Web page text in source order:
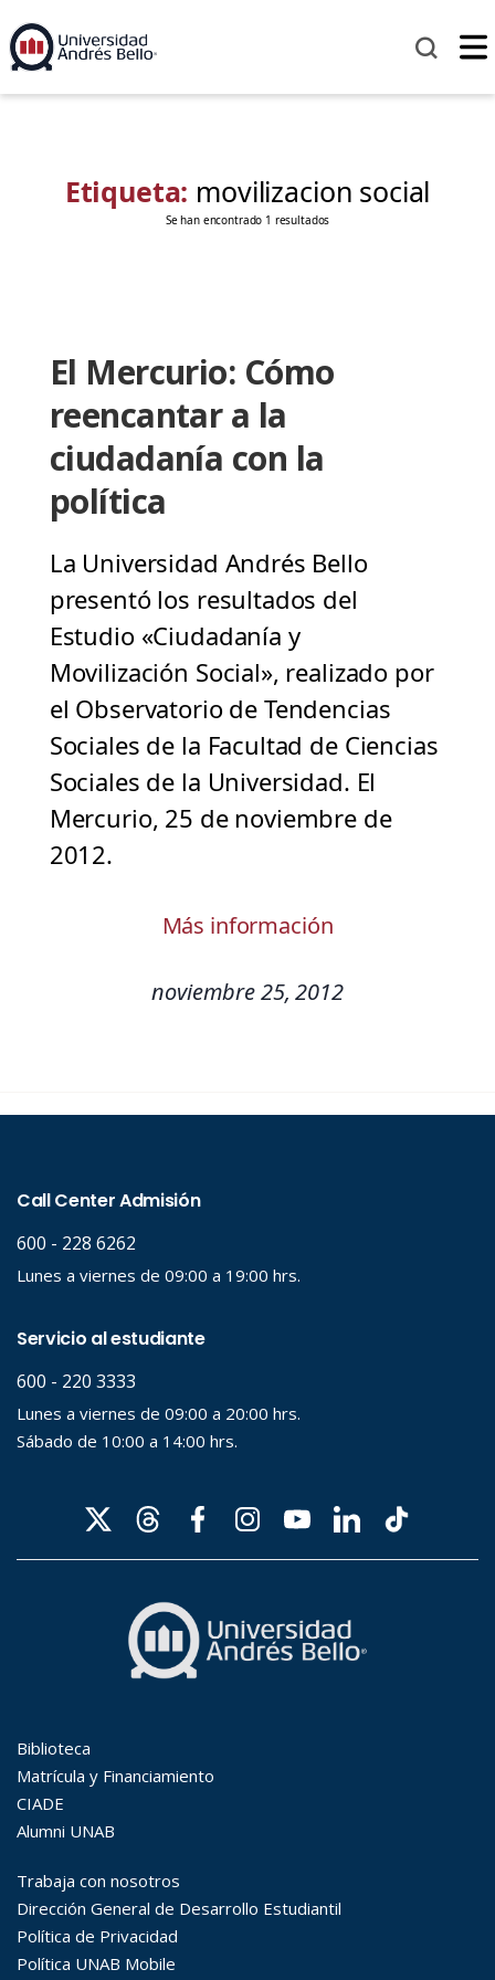
Etiqueta: movilizacion social
Se han encontrado 1 resultados
El Mercurio: Cómo
reencantar a la
ciudadanía con la
política
La Universidad Andrés Bello
presentó los resultados del
Estudio «Ciudadanía y
Movilización Social», realizado por
el Observatorio de Tendencias
Sociales de la Facultad de Ciencias
Sociales de la Universidad. El
Mercurio, 25 de noviembre de
2012.
Más información
noviembre 25, 2012